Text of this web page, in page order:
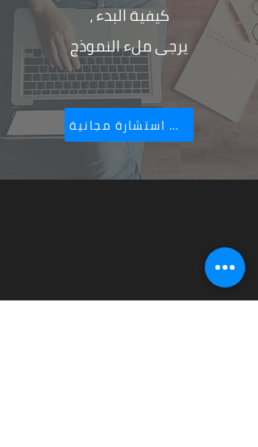
كيفية البدء ،
يرجى ملء النموذج
أطلب استشارة مجانية